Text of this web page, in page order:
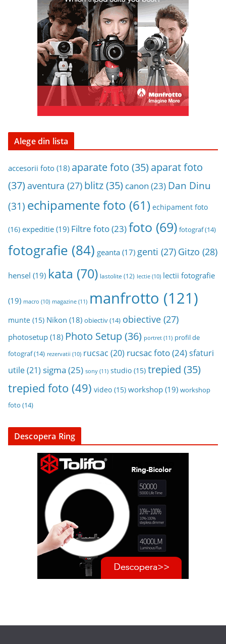
Alege din lista
accesorii foto (18) aparate foto (35) aparat foto
(37) aventura (27) blitz(35) canon (23) Dan Dinu
(31) echipamente foto (61) echipament foto
(16) expeditie (19) Filtre foto(23)foto (69) fotograf(14)
fotografie (84) geanta (17) genti (27) Gitzo (28)
hensel (19) kata (70) lastolite (12) lectie (10) lectii fotografie
(19) macro (10) magazine (11) manfrotto (121)
munte (15) Nikon (18) obiectiv(14) obiective (27)
photosetup (18) Photo Setup(36) portret (11) profil de
fotograf(14) rezervatii (10) rucsac (20) rucsac foto(24)sfaturi
utile(21) sigma (25) sony (11) studio (15) trepied (35)
trepied foto (49) video (15) workshop (19) workshop
foto (14)
Descopera Ring